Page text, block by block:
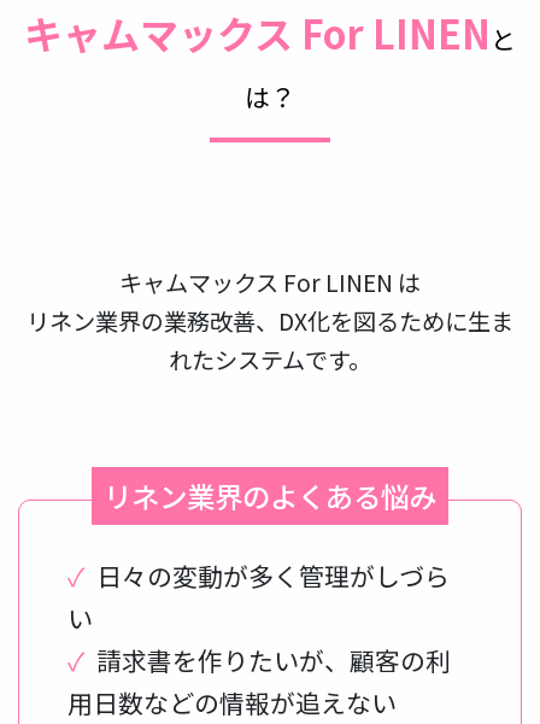
キャムマックス For LINEN と
は？
キャムマックス For LINEN は
リネン業界の業務改善、DX化を図るために生ま
れたシステムです。
リネン業界のよくある悩み
✓ 日々の変動が多く管理がしづら
い
✓ 請求書を作りたいが、顧客の利
用日数などの情報が追えない